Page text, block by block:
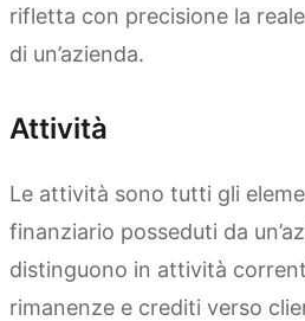
rifletta con precisione la
di un’azienda.
Attività
Le attività sono tutti gli
finanziario posseduti da
distinguono in attività
rimanenze e crediti verso